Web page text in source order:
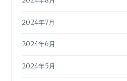
2024年7月
2024年6月
2024年5月